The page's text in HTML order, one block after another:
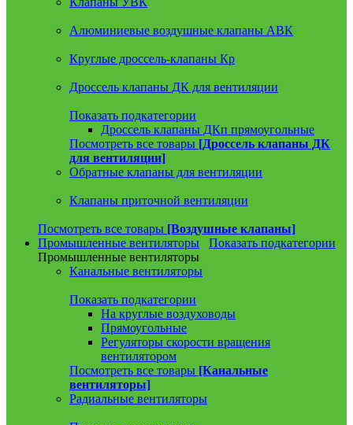
Алюминиевые воздушные клапаны АВК
Круглые дроссель-клапаны Кр
Дроссель клапаны ДК для вентиляции
Показать подкатегории
Дроссель клапаны ДКп прямоугольные
Посмотреть все товары [Дроссель клапаны ДК
для вентиляции]
Обратные клапаны для вентиляции
Клапаны приточной вентиляции
Посмотреть все товары [Воздушные клапаны]
Промышленные вентиляторы
Показать подкатегории
Промышленные вентиляторы
Канальные вентиляторы
Показать подкатегории
На круглые воздуховоды
Прямоугольные
Регуляторы скорости вращения
вентилятором
Посмотреть все товары [Канальные
вентиляторы]
Радиальные вентиляторы